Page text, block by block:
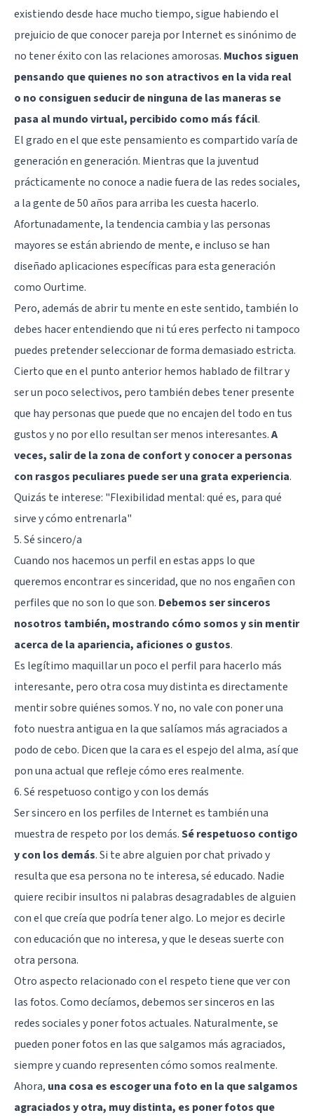
existiendo desde hace mucho tiempo, sigue habiendo el
prejuicio de que conocer pareja por Internet es sinónimo de
no tener éxito con las relaciones amorosas. Muchos siguen
pensando que quienes no son atractivos en la vida real
o no consiguen seducir de ninguna de las maneras se
pasa al mundo virtual, percibido como más fácil.
El grado en el que este pensamiento es compartido varía de
generación en generación. Mientras que la juventud
prácticamente no conoce a nadie fuera de las redes sociales,
a la gente de 50 años para arriba les cuesta hacerlo.
Afortunadamente, la tendencia cambia y las personas
mayores se están abriendo de mente, e incluso se han
diseñado aplicaciones específicas para esta generación
como Ourtime.
Pero, además de abrir tu mente en este sentido, también lo
debes hacer entendiendo que ni tú eres perfecto ni tampoco
puedes pretender seleccionar de forma demasiado estricta.
Cierto que en el punto anterior hemos hablado de filtrar y
ser un poco selectivos, pero también debes tener presente
que hay personas que puede que no encajen del todo en tus
gustos y no por ello resultan ser menos interesantes.A
veces, salir de la zona de confort y conocer a personas
con rasgos peculiares puede ser una grata experiencia.
Quizás te interese: "Flexibilidad mental: qué es, para qué
sirve y cómo entrenarla"
5. Sé sincero/a
Cuando nos hacemos un perfil en estas apps lo que
queremos encontrar es sinceridad, que no nos engañen con
perfiles que no son lo que son. Debemos ser sinceros
nosotros también, mostrando cómo somos y sin mentir
acerca de la apariencia, aficiones o gustos.
Es legítimo maquillar un poco el perfil para hacerlo más
interesante, pero otra cosa muy distinta es directamente
mentir sobre quiénes somos. Y no, no vale con poner una
foto nuestra antigua en la que salíamos más agraciados a
podo de cebo. Dicen que la cara es el espejo del alma, así que
pon una actual que refleje cómo eres realmente.
6. Sé respetuoso contigo y con los demás
Ser sincero en los perfiles de Internet es también una
muestra de respeto por los demás.Sé respetuoso contigo
y con los demás. Si te abre alguien por chat privado y
resulta que esa persona no te interesa, sé educado. Nadie
quiere recibir insultos ni palabras desagradables de alguien
con el que creía que podría tener algo. Lo mejor es decirle
con educación que no interesa, y que le deseas suerte con
otra persona.
Otro aspecto relacionado con el respeto tiene que ver con
las fotos. Como decíamos, debemos ser sinceros en las
redes sociales y poner fotos actuales. Naturalmente, se
pueden poner fotos en las que salgamos más agraciados,
siempre y cuando representen cómo somos realmente.
Ahora, una cosa es escoger una foto en la que salgamos
agraciados y otra, muy distinta, es poner fotos que